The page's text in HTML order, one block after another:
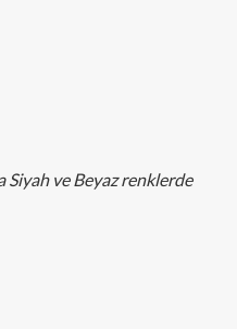
Siyah ve Beyaz renklerde